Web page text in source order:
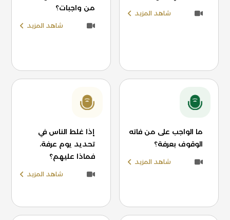
شاهد المزيد
من واجبات؟
شاهد المزيد
ما الواجب على من فاته
الوقوف بعرفة؟
شاهد المزيد
إذا غلط الناس في
تحديد يوم عرفة،
فماذا عليهم؟
شاهد المزيد